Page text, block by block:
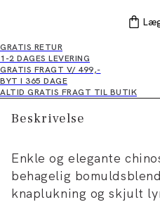
GRATIS RETUR
1-2 DAGES LEVERING
GRATIS FRAGT V/ 499,-
BYT I 365 DAGE
ALTID GRATIS FRAGT TIL BUTIK
Beskrivelse
Enkle og elegante
behagelig
knaplukning og skjult